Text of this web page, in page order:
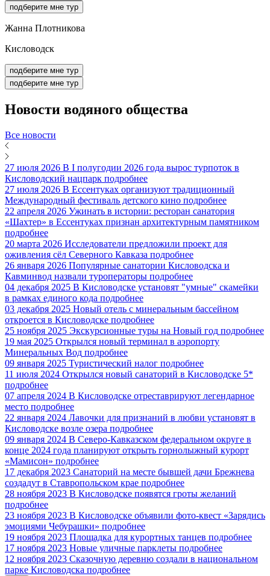
подберите мне тур
Жанна Плотникова
Кисловодск
подберите мне тур
подберите мне тур
Новости водяного общества
Все новости
27 июля 2026 В I полугодии 2026 года вырос турпоток в
Кисловодский нацпарк подробнее
27 июля 2026 В Ессентуках организуют традиционный
Международный фестиваль детского кино подробнее
22 апреля 2026 Ужинать в истории: ресторан санатория
«Шахтер» в Ессентуках признан архитектурным памятником
подробнее
20 марта 2026 Исследователи предложили проект для
оживления сёл Северного Кавказа подробнее
26 января 2026 Популярные санатории Кисловодска и
Кавминвод назвали туроператоры подробнее
04 декабря 2025 В Кисловодске установят "умные" скамейки
в рамках единого кода подробнее
03 декабря 2025 Новый отель с минеральным бассейном
откроется в Кисловодске подробнее
25 ноября 2025 Экскурсионные туры на Новый год подробнее
19 мая 2025 Открылся новый терминал в аэропорту
Минеральных Вод подробнее
09 января 2025 Туристический налог подробнее
11 июля 2024 Открылся новый санаторий в Кисловодске 5*
подробнее
07 апреля 2024 В Кисловодске отреставрируют легендарное
место подробнее
22 января 2024 Лавочки для признаний в любви установят в
Кисловодске возле озера подробнее
09 января 2024 В Северо-Кавказском федеральном округе в
конце 2024 года планируют открыть горнолыжный курорт
«Мамисон» подробнее
17 декабря 2023 Санаторий на месте бывшей дачи Брежнева
создадут в Ставропольском крае подробнее
28 ноября 2023 В Кисловодске появятся гроты желаний
подробнее
23 ноября 2023 В Кисловодске объявили фото-квест «Зарядись
эмоциями Чебурашки» подробнее
19 ноября 2023 Площадка для курортных танцев подробнее
17 ноября 2023 Новые уличные парклеты подробнее
12 ноября 2023 Сказочную деревню создали в национальном
парке Кисловодска подробнее